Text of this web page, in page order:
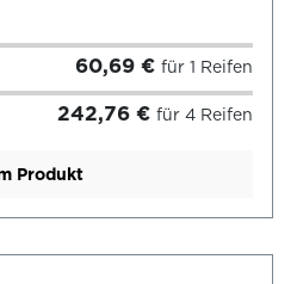
60,69 € für 1 Reifen
242,76 € für 4 Reifen
Produkt